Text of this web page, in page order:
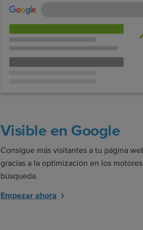
Visible en Google
Consigue más visitantes a tu página
gracias a la optimización en los
búsqueda.
Empezar ahora